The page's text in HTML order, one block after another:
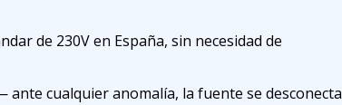
de 230V en España, sin necesidad de
cualquier anomalía, la fuente se desconecta